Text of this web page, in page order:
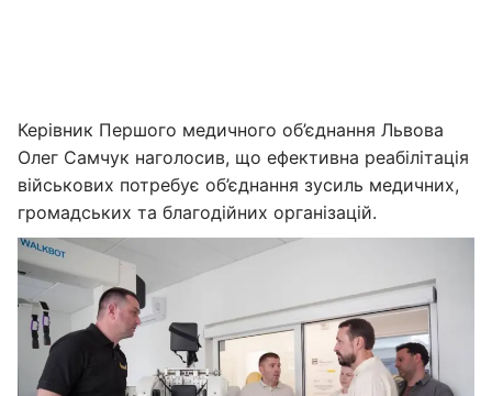
Керівник Першого медичного об’єднання Львова
Олег Самчук наголосив, що ефективна реабілітація
військових потребує об’єднання зусиль медичних,
громадських та благодійних організацій.